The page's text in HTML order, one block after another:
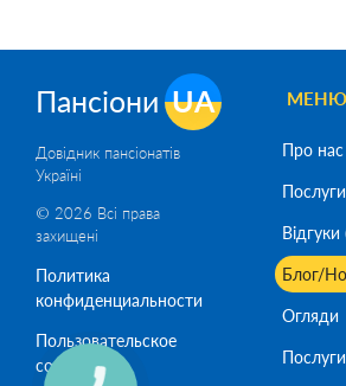
Пансіони UA
Довідник пансіонатів
Україні
© 2026 Всі права
захищені
Политика
конфиденциальности
Пользовательское
соглашение
Про нас
Послуги
Відгуки
Блог/
Огляди
Послуги